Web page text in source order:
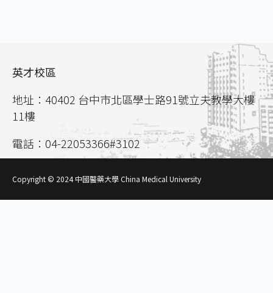
英才校區
地址：40402 台中市北區學士路91號立夫教學大樓
11樓
電話：04-22053366#3102
Copyright © 2024 中國醫藥大學 China Medical University